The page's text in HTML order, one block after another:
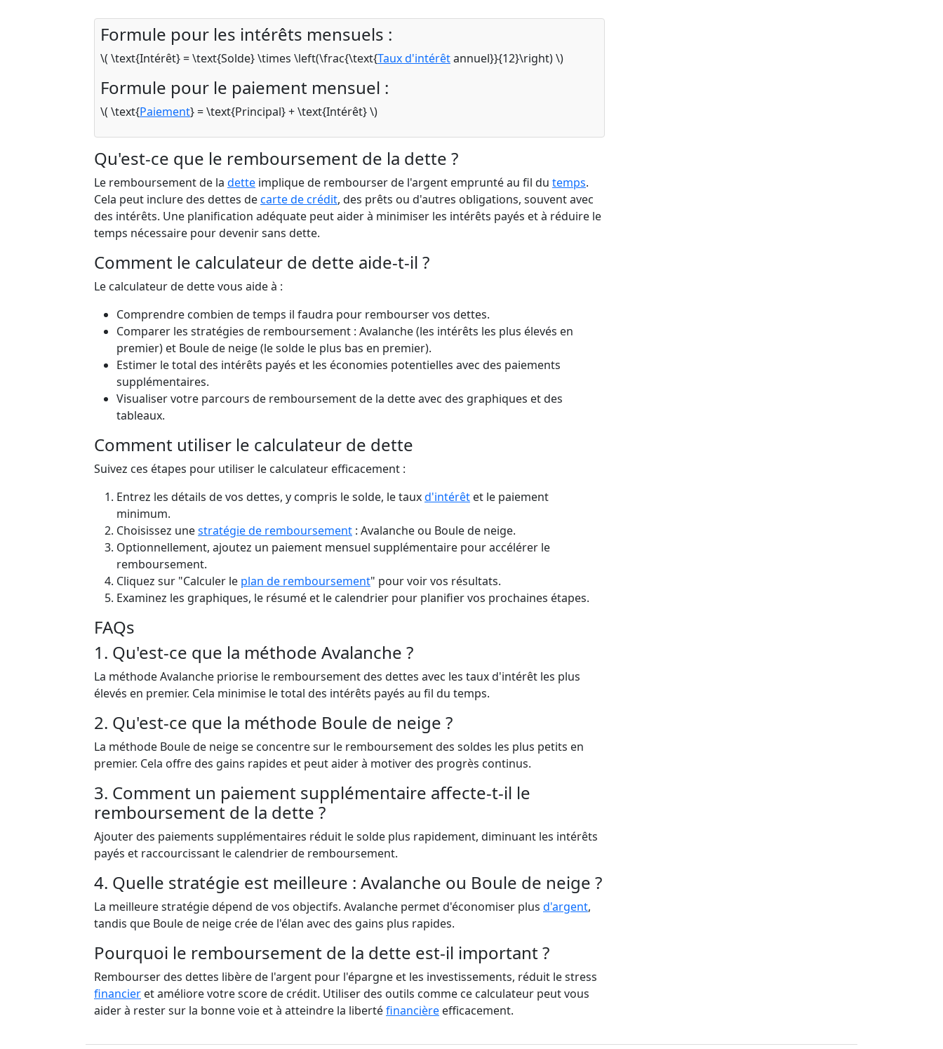
Formule pour les intérêts mensuels :
\( \text{Intérêt} = \text{Solde} \times \left(\frac{\text{Taux d'intérêtannuel}}{12}\right) \)
Formule pour le paiement mensuel :
\( \text{Paiement} = \text{Principal} + \text{Intérêt} \)
Qu'est-ce que le remboursement de la dette ?
Le remboursement de la dette implique de rembourser de l'argent emprunté au fil du temps.
Cela peut inclure des dettes decarte de crédit, des prêts ou d'autres obligations, souvent avec
des intérêts. Une planification adéquate peut aider à minimiser les intérêts payés et à réduire le
temps nécessaire pour devenir sans dette.
Comment le calculateur de dette aide-t-il ?
Le calculateur de dette vous aide à :
Comprendre combien de temps il faudra pour rembourser vos dettes.
Comparer les stratégies de remboursement : Avalanche (les intérêts les plus élevés en
premier) et Boule de neige (le solde le plus bas en premier).
Estimer le total des intérêts payés et les économies potentielles avec des paiements
supplémentaires.
Visualiser votre parcours de remboursement de la dette avec des graphiques et des
tableaux.
Comment utiliser le calculateur de dette
Suivez ces étapes pour utiliser le calculateur efficacement :
Entrez les détails de vos dettes, y compris le solde, le tauxd'intérêt et le paiement
minimum.
Choisissez unestratégie de remboursement : Avalanche ou Boule de neige.
Optionnellement, ajoutez un paiement mensuel supplémentaire pour accélérer le
remboursement.
Cliquez sur "Calculer le plan de remboursement" pour voir vos résultats.
Examinez les graphiques, le résumé et le calendrier pour planifier vos prochaines étapes.
FAQs
1. Qu'est-ce que la méthode Avalanche ?
La méthode Avalanche priorise le remboursement des dettes avec les taux d'intérêt les plus
élevés en premier. Cela minimise le total des intérêts payés au fil du temps.
2. Qu'est-ce que la méthode Boule de neige ?
La méthode Boule de neige se concentre sur le remboursement des soldes les plus petits en
premier. Cela offre des gains rapides et peut aider à motiver des progrès continus.
3. Comment un paiement supplémentaire affecte-t-il le
remboursement de la dette ?
Ajouter des paiements supplémentaires réduit le solde plus rapidement, diminuant les intérêts
payés et raccourcissant le calendrier de remboursement.
4. Quelle stratégie est meilleure : Avalanche ou Boule de neige ?
La meilleure stratégie dépend de vos objectifs. Avalanche permet d'économiser plus d'argent,
tandis que Boule de neige crée de l'élan avec des gains plus rapides.
Pourquoi le remboursement de la dette est-il important ?
Rembourser des dettes libère de l'argent pour l'épargne et les investissements, réduit le stress
financier et améliore votre score de crédit. Utiliser des outils comme ce calculateur peut vous
aider à rester sur la bonne voie et à atteindre la libertéfinancière efficacement.